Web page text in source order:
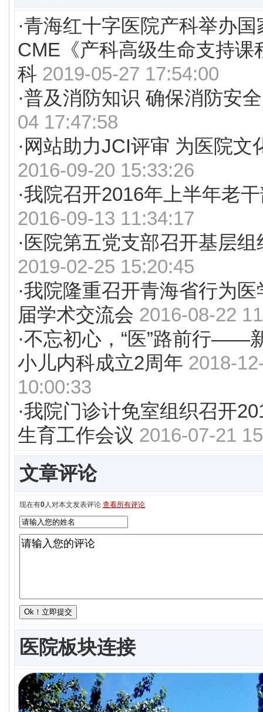
·青海红十字医院产科举办国
CME《产科高级生命支持课
科 2019-05-27 17:54:00
·普及消防知识 确保消防安全
04 17:47:58
· 网站助力JCI评审 为医院文
2016-09-20 15:33:26
·我院召开2016年上半年老
2016-09-13 11:34:17
· 医院第五党支部召开基层组
2019-02-25 15:20:45
·我院隆重召开青海省行为医
届学术交流会 2016-08-22
·不忘初心，“医”路前行——
小儿内科成立2周年 2018-
10:00:33
·我院门诊计免室组织召开
生育工作会议 2016-07-21
文章评论
现在有0人对本文发表评论 查看所有评论
医院板块连接